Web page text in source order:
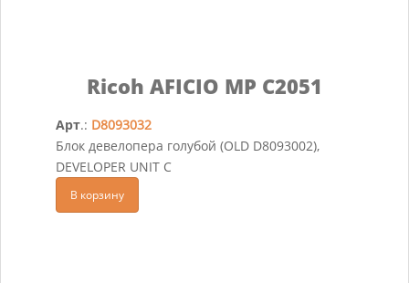
Ricoh AFICIO MP C2051
Арт.: D8093032
Блок девелопера голубой (OLD D8093002),
DEVELOPER UNIT C
В корзину